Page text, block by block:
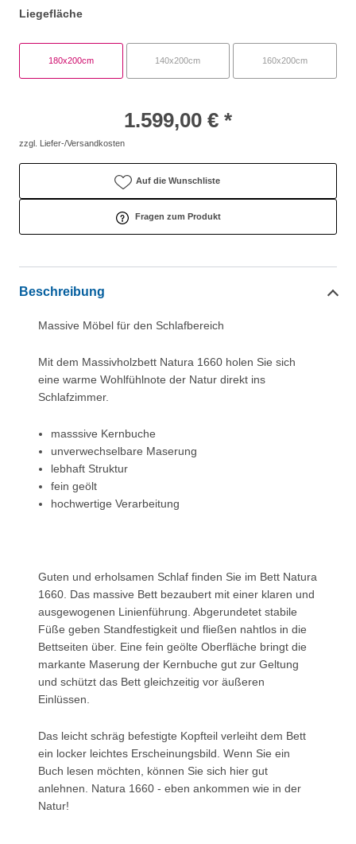
Liegefläche
180x200cm 140x200cm 160x200cm
1.599,00 € *
zzgl. Liefer-/Versandkosten
Auf die Wunschliste
Fragen zum Produkt
Beschreibung
Massive Möbel für den Schlafbereich
Mit dem Massivholzbett Natura 1660 holen Sie sich
eine warme Wohlfühlnote der Natur direkt ins
Schlafzimmer.
masssive Kernbuche
unverwechselbare Maserung
lebhaft Struktur
fein geölt
hochwertige Verarbeitung
Guten und erholsamen Schlaf finden Sie im Bett Natura
1660. Das massive Bett bezaubert mit einer klaren und
ausgewogenen Linienführung. Abgerundetet stabile
Füße geben Standfestigkeit und fließen nahtlos in die
Bettseiten über. Eine fein geölte Oberfläche bringt die
markante Maserung der Kernbuche gut zur Geltung
und schützt das Bett gleichzeitig vor äußeren
Einlüssen.
Das leicht schräg befestigte Kopfteil verleiht dem Bett
ein locker leichtes Erscheinungsbild. Wenn Sie ein
Buch lesen möchten, können Sie sich hier gut
anlehnen. Natura 1660 - eben ankommen wie in der
Natur!